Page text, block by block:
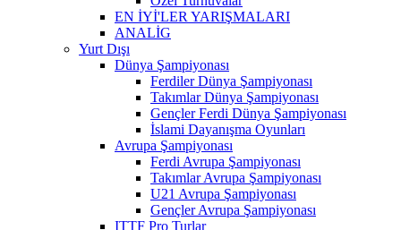
EN İYİ'LER YARIŞMALARI
ANALİG
Yurt Dışı
Dünya Şampiyonası
Ferdiler Dünya Şampiyonası
Takımlar Dünya Şampiyonası
Gençler Ferdi Dünya Şampiyonası
İslami Dayanışma Oyunları
Avrupa Şampiyonası
Ferdi Avrupa Şampiyonası
Takımlar Avrupa Şampiyonası
U21 Avrupa Şampiyonası
Gençler Avrupa Şampiyonası
ITTF Pro Turlar